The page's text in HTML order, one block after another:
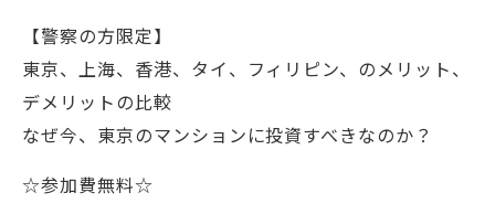
【警察の方限定】
東京、上海、香港、タイ、フィリピン、のメリット、
デメリットの比較
なぜ今、東京のマンションに投資すべきなのか？
☆参加費無料☆